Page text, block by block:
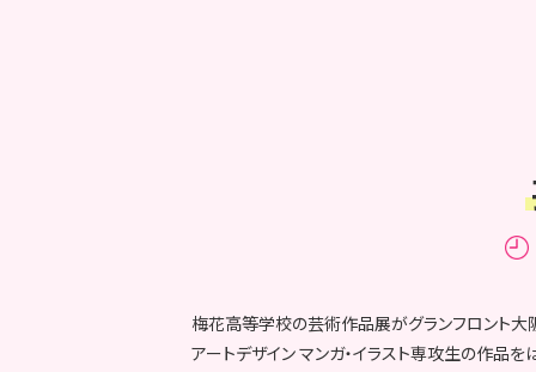
梅花高等学校の芸術作品展がグランフロント大
アートデザイン マンガ・イラスト専攻生の作品